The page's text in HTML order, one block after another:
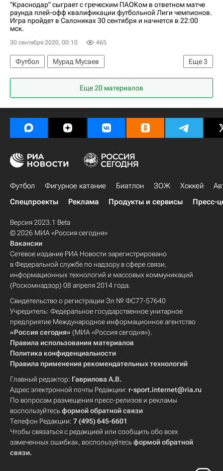
"Краснодар" сыграет с греческим ПАОКом в ответном матче
раунда плей-офф квалификации футбольной Лиги чемпионов.
Игра пройдет в Салониках 30 сентября и начнется в 22:00
мск.
30 сентября 2020, 00:10 465
Еще3
Футбол
Мурад Мусаев
Лига чемпионов УЕФА 2026-2027
ПАОК
Еще 20 материалов
Футбол Фигурное катание Биатлон ЗОЖ Хоккей
Спецпроекты
Реклама Продукты и сервисы Пресс-
Версия 2023.1 Beta
© 2026 МИА «Россия сегодня»
Вакансии
Сетевое издание РИА Новости зарегистрировано
в Федеральной службе по надзору в сфере связи,
информационных технологий и массовых коммуникаций
(Роскомнадзор) 08 апреля 2014 года.
Свидетельство о регистрации Эл № ФС77-57640
Учредитель: Федеральное государственное унитарное
предприятие Международное информационное агентство
«Россия сегодня» (МИА «Россия сегодня»).
Правила использования материалов
Политика конфиденциальности
Правила применения рекомендательных технологий
Главный редактор: Гаврилова А.В.
Адрес электронной почты Редакции: r-sport.internet@ria.ru
По вопросам размещения пресс-релизов и рекламы
воспользуйтесьформой обратной связи
Телефон Редакции: 7 (495) 645-6601
Чтобы связаться с редакцией или сообщить обо всех
замеченных ошибках, воспользуйтесьформой обратной
связи.